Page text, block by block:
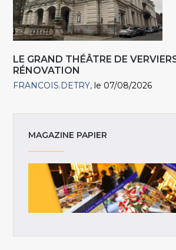
LE GRAND THÉÂTRE DE
RÉNOVATION
FRANCOIS.DETRY le 07/08/2026
MAGAZINE PAPIER